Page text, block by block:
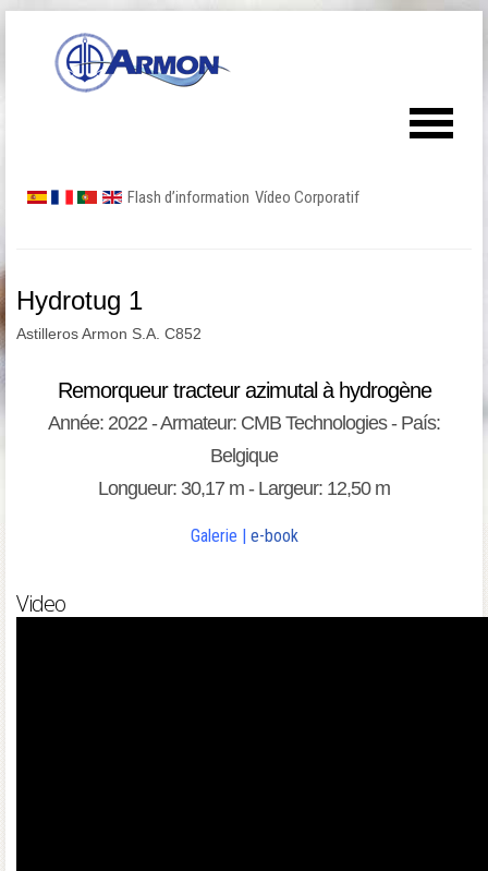
Flash d’information Vídeo Corporatif
Hydrotug 1
Astilleros Armon S.A. C852
Remorqueur tracteur azimutal à hydrogène
Année: 2022 - Armateur: CMB Technologies - País:
Belgique
Longueur: 30,17 m - Largeur: 12,50 m
Galerie | e-book
Video